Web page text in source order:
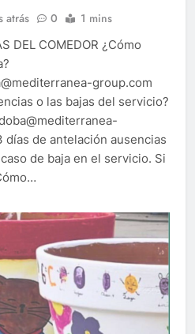
atrás 0 1 mins
DEL COMEDOR ¿Cómo
group.com
o las bajas del servicio?
días de antelación ausencias
de baja en el servicio. Si